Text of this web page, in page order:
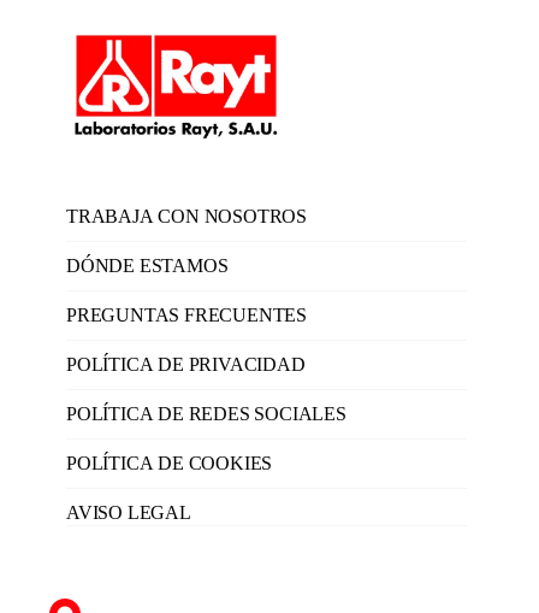
TRABAJA CON NOSOTROS
DÓNDE ESTAMOS
PREGUNTAS FRECUENTES
POLÍTICA DE PRIVACIDAD
POLÍTICA DE REDES SOCIALES
POLÍTICA DE COOKIES
AVISO LEGAL